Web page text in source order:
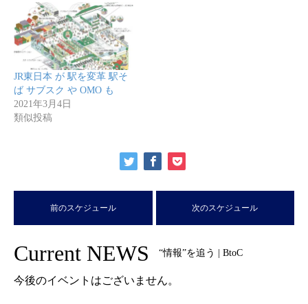
JR東日本 が 駅を変革 駅そ
ば サブスク や OMO も
2021年3月4日
類似投稿
前のスケジュール 次のスケジュール
Current NEWS “情報”を追う | BtoC
今後のイベントはございません。